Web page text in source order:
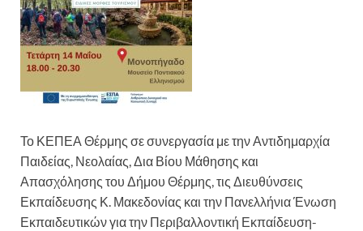
Το ΚΕΠΕΑ Θέρμης σε συνεργασία με την Αντιδημαρχία
Παιδείας, Νεολαίας, Δια Βίου Μάθησης και
Απασχόλησης του Δήμου Θέρμης, τις Διευθύνσεις
Εκπαίδευσης Κ. Μακεδονίας και την Πανελλήνια Ένωση
Εκπαιδευτικών για την Περιβαλλοντική Εκπαίδευση-